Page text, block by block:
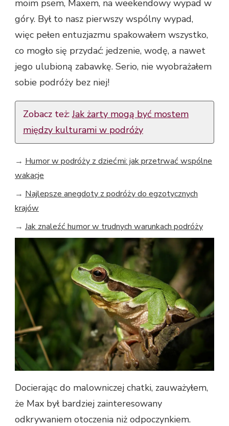
moim psem, Maxem, na weekendowy wypad w
góry. Był to nasz pierwszy wspólny wypad,
więc pełen entuzjazmu spakowałem wszystko,
co mogło się przydać: jedzenie, wodę, a nawet
jego ulubioną zabawkę. Serio, nie wyobrażałem
sobie podróży bez niej!
Zobacz też:Jak żarty mogą być mostem
między kulturami w podróży
→ Humor w podróży z dziećmi: jak przetrwać wspólne
wakacje
→ Najlepsze anegdoty z podróży do egzotycznych
krajów
→ Jak znaleźć humor w trudnych warunkach podróży
Docierając do malowniczej chatki, zauważyłem,
że Max był bardziej zainteresowany
odkrywaniem otoczenia niż odpoczynkiem.